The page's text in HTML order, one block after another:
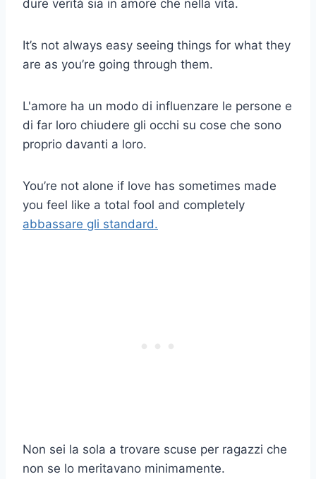
dure verità sia in amore che nella vita.
It’s not always easy seeing things for what they
are as you’re going through them.
L'amore ha un modo di influenzare le persone e
di far loro chiudere gli occhi su cose che sono
proprio davanti a loro.
You’re not alone if love has sometimes made
you feel like a total fool and completely
abbassare gli standard.
Non sei la sola a trovare scuse per ragazzi che
non se lo meritavano minimamente.